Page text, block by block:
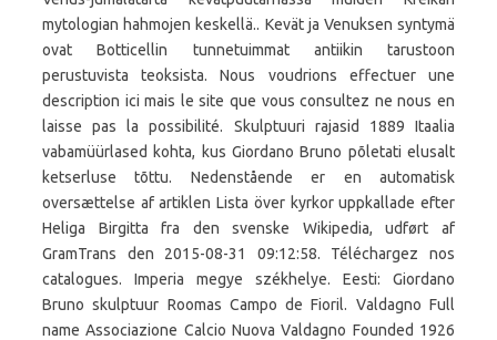
mytologian hahmojen keskellä.. Kevät ja Venuksen syntymä
ovat Botticellin tunnetuimmat antiikin tarustoon
perustuvista teoksista. Nous voudrions effectuer une
description ici mais le site que vous consultez ne nous en
laisse pas la possibilité. Skulptuuri rajasid 1889 Itaalia
vabamüürlased kohta, kus Giordano Bruno põletati elusalt
ketserluse tõttu. Nedenstående er en automatisk
oversættelse af artiklen Lista över kyrkor uppkallade efter
Heliga Birgitta fra den svenske Wikipedia, udført af
GramTrans den 2015-08-31 09:12:58. Téléchargez nos
catalogues. Imperia megye székhelye. Eesti: Giordano
Bruno skulptuur Roomas Campo de Fioril. Valdagno Full
name Associazione Calcio Nuova Valdagno Founded 1926